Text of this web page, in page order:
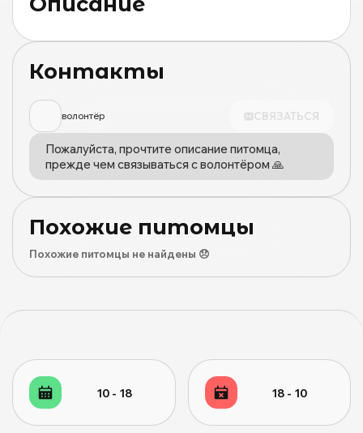
Контакты
волонтёр СВЯЗАТЬСЯ
Пожалуйста, прочтите описание питомца,
прежде чем связываться с волонтёром 🙏
Похожие питомцы
Похожие питомцы не найдены 😞
10 - 18 18 - 10